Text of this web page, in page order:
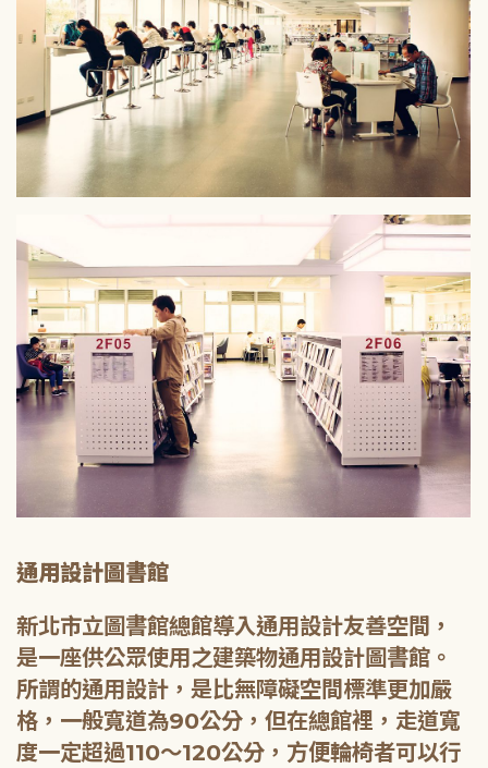
通用設計圖書館
新北市立圖書館總館導入通用設計友善空間，
是一座供公眾使用之建築物通用設計圖書館。
所謂的通用設計，是比無障礙空間標準更加嚴
格，一般寬道為90公分，但在總館裡，走道寬
度一定超過110～120公分，方便輪椅者可以行